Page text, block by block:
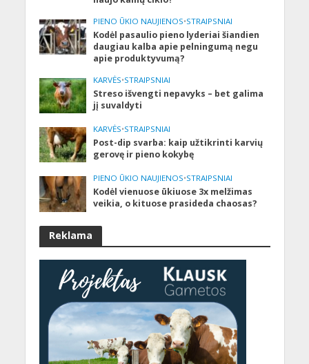
PIENO ŪKIO NAUJIENOS•STRAIPSNIAI
Kodėl pasaulio pieno lyderiai šiandien
daugiau kalba apie pelningumą negu
apie produktyvumą?
KARVĖS•STRAIPSNIAI
Streso išvengti nepavyks – bet galima
jį suvaldyti
KARVĖS•STRAIPSNIAI
Post-dip svarba: kaip užtikrinti karvių
gerovę ir pieno kokybę
PIENO ŪKIO NAUJIENOS•STRAIPSNIAI
Kodėl vienuose ūkiuose 3x melžimas
veikia, o kituose prasideda chaosas?
Reklama